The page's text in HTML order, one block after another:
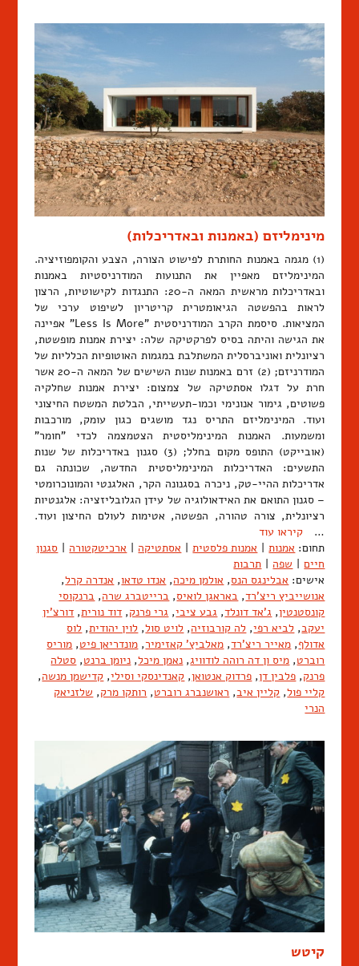
מינימליזם (באמנות ובאדריכלות)
(1) מגמה באמנות החותרת לפישוט הצורה, הצבע והקומפוזיציה.
המינימליזם מאפיין את התנועות המודרניסטיות באמנות
ובאדריכלות מראשית המאה ה-20: התנגדות לקישוטיות, הרצון
לראות בהפשטה הגיאומטרית קריטריון לשיפוט ערכי של
המציאות. סיסמת הקרב המודרניסטית "Less Is More" אפיינה
את הגישה והיתה בסיס לפרקטיקה שלה: יצירת אמנות מופשטת,
רציונלית ואוניברסלית המשתלבת במגמות האוטופיות הכלליות של
המודרניזם; (2) זרם באמנות שנות השישים של המאה ה-20 אשר
חרת על דגלו אסתטיקה של צמצום: יצירת אמנות שחלקיה
פשוטים, גימור אנונימי וכמו-תעשייתי, הבלטת המשטח החיצוני
ועוד. המינימליזם התריס נגד מושגים כגון עומק, מורכבות
ומשמעות. האמנות המינימליסטית הצטמצמה לכדי "חומר"
(אובייקט) התופס מקום בחלל; (3) סגנון באדריכלות של שנות
התשעים: האדריכלות המינימליסטית החדשה, שכונתה גם
אדריכלות ההיי-טק, ניכרה בסגנונה הקר, האלגנטי והמונוכרומטי
– סגנון התואם את האידאולוגיה של עידן הגלובליזציה: אלגנטיות
רציונלית, צורה טהורה, הפשטה, אטימות לעולם החיצון ועוד.
… קיראו עוד
תחום: אמנות אמנות פלסטית אסתטיקה ארכיטקטורה
סגנון
חיים
שפה
תרבות
אישים: אבלינגס הנס, אולמן מיכה, אנדו טדאו, אנדרה קרל,
אנושייביץ ריצ'רד, באראגן לואיס, ברייטברג שרה, ברנקוסי
קונסטנטין, ג'אד דונלד, גבע ציבי, גרי פרנק, דוד נורית, דורצ'ין
יעקב, לביא רפי, לה קורבוזיה, לויט סול, לוין יהודית, לוס
אדולף, מאייר ריצ'רד, מאלביץ' קאזימיר, מונדריאן פיט, מוריס
רוברט, מיס ון דה רוהה לודוויג, נאמן מיכל, ניומן ברנט, סטלה
פרנק, פלבין דן, פרדוק אנטואן, קאנדינסקי וסילי, קדישמן מנשה,
קליי פול, קליין איב, ראושנברג רוברט, רותקו מרק, שלזניאק
הנרי
קיטש